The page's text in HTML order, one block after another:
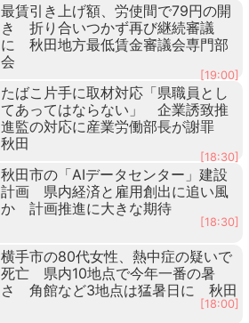
最賃引き上げ額、労使間で79円の開
き 折り合いつかず再び継続審議
に 秋田地方最低賃金審議会専門部
会
[19:00]
たばこ片手に取材対応「県職員とし
てあってはならない」 企業誘致推
進監の対応に産業労働部長が謝罪
秋田
[18:30]
秋田市の「AIデータセンター」建設
計画 県内経済と雇用創出に追い風
か 計画推進に大きな期待
[18:30]
横手市の80代女性、熱中症の疑いで
死亡 県内10地点で今年一番の暑
さ 角館など3地点は猛暑日に 秋田
[18:00]